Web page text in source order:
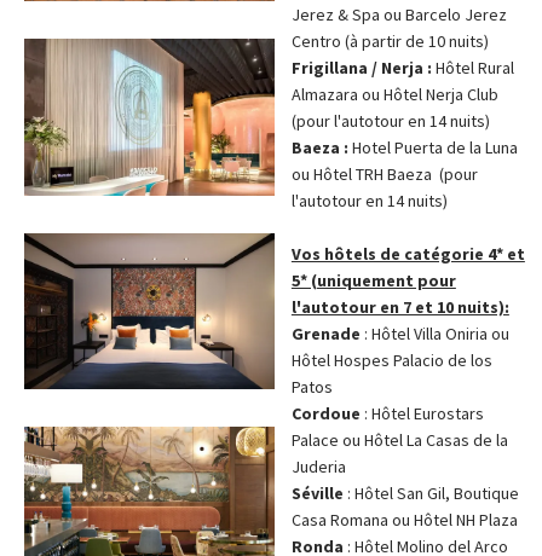
Jerez & Spa ou Barcelo Jerez
Centro (à partir de 10 nuits)
Frigillana / Nerja : Hôtel Rural
Almazara ou Hôtel Nerja Club
(pour l'autotour en 14 nuits)
Baeza : Hotel Puerta de la Luna
ou Hôtel TRH Baeza (pour
l'autotour en 14 nuits)
Vos hôtels de catégorie 4* et
5* (uniquement pour
l'autotour en 7 et 10 nuits):
Grenade : Hôtel Villa Oniria ou
Hôtel Hospes Palacio de los
Patos
Cordoue : Hôtel Eurostars
Palace ou Hôtel La Casas de la
Juderia
Séville : Hôtel San Gil, Boutique
Casa Romana ou Hôtel NH Plaza
Ronda : Hôtel Molino del Arco